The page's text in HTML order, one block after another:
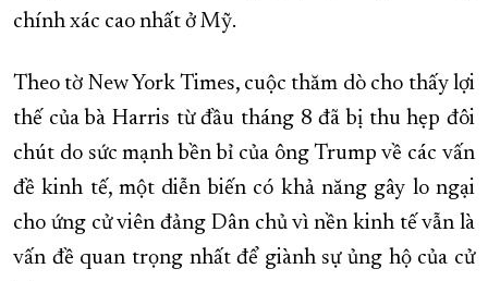
chính xác cao nhất ở Mỹ.
Theo tờ New York Times, cuộc thăm dò cho thấy lợi
thế của bà Harris từ đầu tháng 8 đã bị thu hẹp đôi
chút do sức mạnh bền bỉ của ông Trump về các vấn
đề kinh tế, một diễn biến có khả năng gây lo ngại
cho ứng cử viên đảng Dân chủ vì nền kinh tế vẫn là
vấn đề quan trọng nhất để giành sự ủng hộ của cử